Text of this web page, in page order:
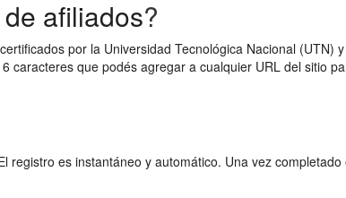
afiliados?
por la Universidad Tecnológica Nacional (UTN)
caracteres que podés agregar a cualquier URL del sitio
registro es instantáneo y automático. Una vez